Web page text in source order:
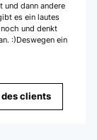
und dann andere
es ein lautes
und denkt
:)Deswegen ein
clients